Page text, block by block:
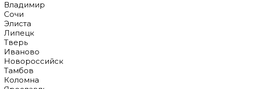
Владимир
Сочи
Элиста
Липецк
Тверь
Иваново
Новороссийск
Тамбов
Коломна